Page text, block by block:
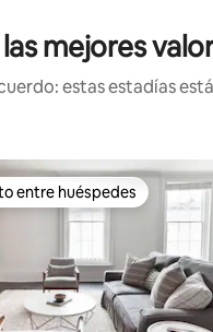
mejores
estas estadías
huéspedes preferido
entre huéspedes